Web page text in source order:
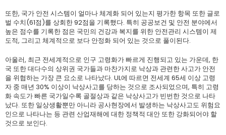
또한, 국가 안전 시스템이 얼마나 체계화 되어 있는지 평가한 항목 또한 글로
벌 수치(61점)를 상회한 92점을 기록했다. 특히 공공보건 및 안전 분야에서
높은 점수를 기록한 점은 국민의 건강과 복지를 위한 안전관리 시스템이 제
도적, 그리고 체계적으로 보다 안정화 되어 있는 것으로 풀이된다.
아울러, 최근 전세계적으로 인구 고령화가 빠르게 진행되고 있는 가운데, 한
국 또한 대다수의 상위권 국가들과 마찬가지로 낙상과 관련한 사고가 안전
을 위협하는 가장 큰 요소로 나타났다. UL에 따르면 전세계 65세 이상 고령
자 중 매년 30% 이상이 낙상사고를 당하는 것으로 조사되었으며, 특히 고령
화 속도가 빠른 국가일수록 골절상과 같은 낙상사고가 빈번한 것으로 나타
났다. 또한 일상생활뿐만 아니라 공사현장에서 발생하는 낙상사고도 위험요
인으로 나타나는 등 관련 산업재해에 대한 정책적 대안 또한 강화되어야 할
것으로 보인다.